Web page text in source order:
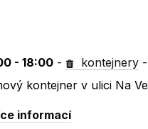
- 18:00 - kontejnery
kontejner v ulici Na
informací